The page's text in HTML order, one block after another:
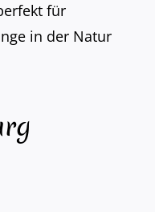
für
in der Natur